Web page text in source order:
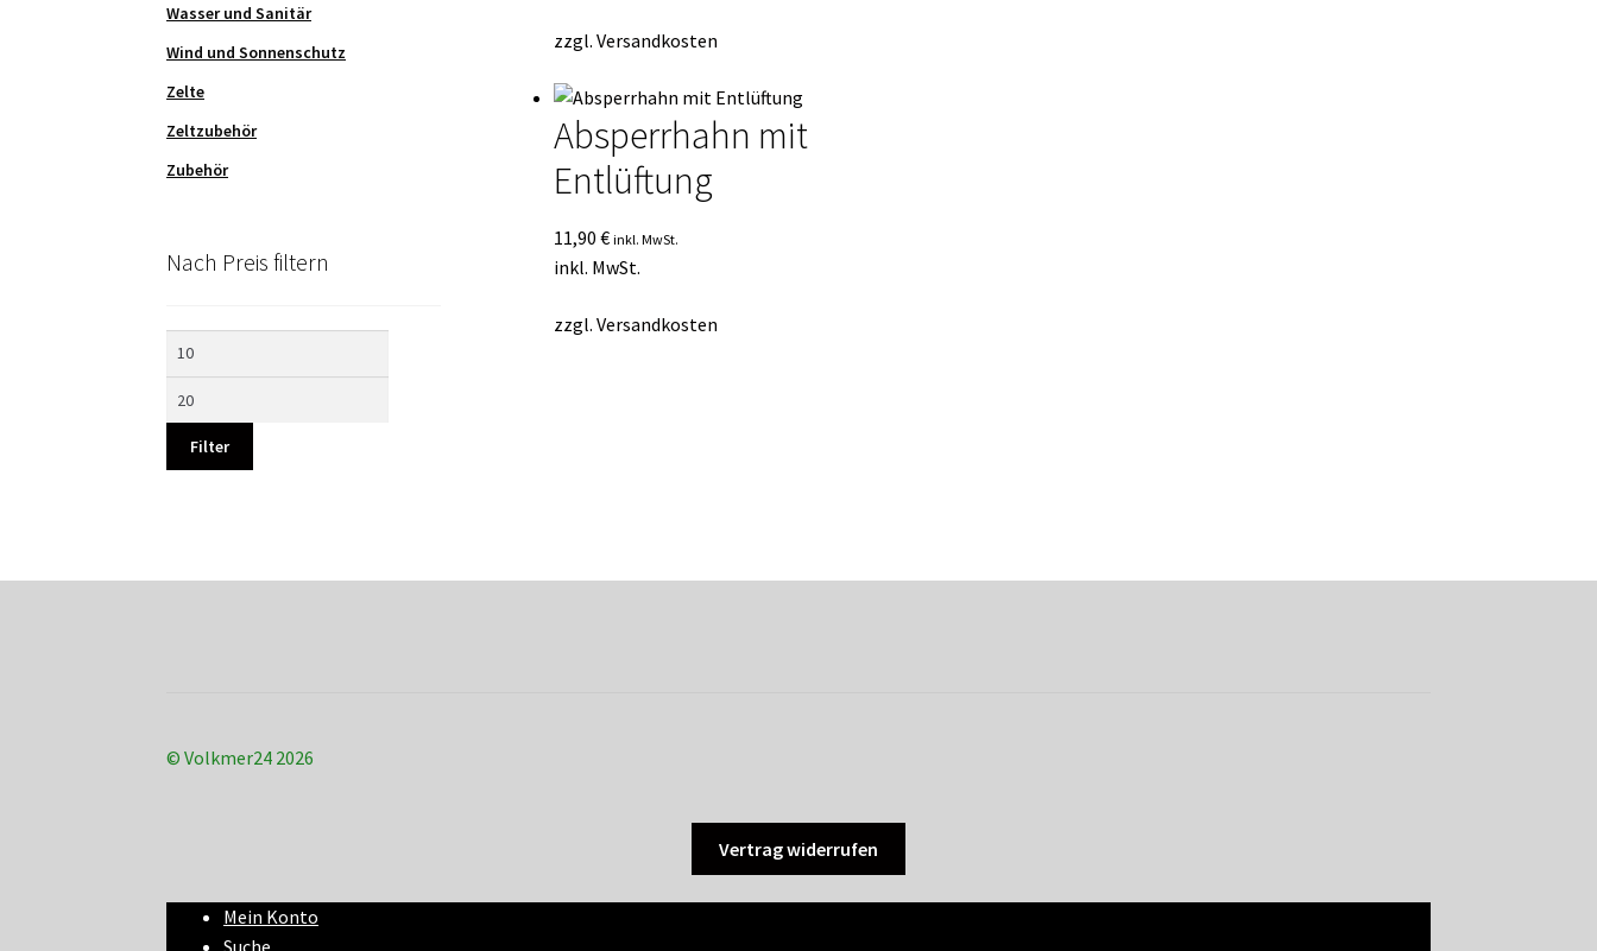
zzgl. Versandkosten
Absperrhahn mit
Entlüftung
11,90 € inkl. MwSt.
inkl. MwSt.
zzgl. Versandkosten
Wasser und Sanitär
Wind und Sonnenschutz
Zelte
Zeltzubehör
Zubehör
Nach Preis filtern
Filter
© Volkmer24 2026
Vertrag widerrufen
Mein Konto